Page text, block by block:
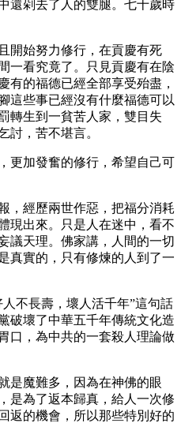
還剁去了人的雙腿。七十歲時
開始努力修行，在貢慶有死
一看究竟了。只見貢慶有在陰
有的福德已經全部享受殆盡，
這些事已經沒有什麼福德可以
轉生到一貧苦人家，雙目失
討，苦不堪言。
更加發奮的修行，希望自己可
，經歷兩世作惡，把福分消耗
現出來。只是人在迷中，看不
議天理。佛家講，人間的一切
真實的，只有修煉的人到了一
不長壽，壞人活千年”這句話
破壞了中華五千年傳統文化造
口，為中共的一套殺人理論做
是魔難多，因為在神佛的眼
是為了返本歸真，給人一次修
返的機會，所以那些特別好的